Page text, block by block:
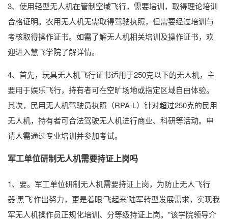
3、使用轻型无人机在管制空域飞行，需要培训，取得理论培训
合格证明。农用无人机无需取得驾驶执照，但需要经过培训与
考核取得操作证书。如需了解无人机相关培训及操作证书，欢
迎进入慧飞学院了解详情。
4、首先，玩具无人机飞行证书适用于250克以下的无人机，主
要用于娱乐飞行，持有者可在空旷场地或指定区域自由体验。
其次，民用无人机驾驶员执照（RPA-L）针对超过250克的民用
无人机，持有者可合法驾驶无人机进行商业、科研等活动。申
请人需通过专业培训并参加考试。
军工单位研制无人机需要持证上岗吗
1、要。军工单位研制无人机需要持证上岗，为防止无人飞行
器‘黑飞’作出努力，更是着眼‘飞起来’陆军转型发展需求，实现我
军无人机操作员正规化培训、分等级持证上岗。”该学院领导介